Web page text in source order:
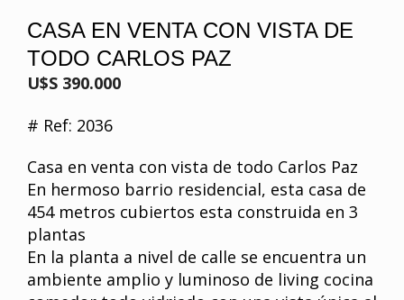
CASA EN VENTA CON VISTA DE
TODO CARLOS PAZ
U$S 390.000
# Ref: 2036
Casa en venta con vista de todo Carlos Paz
En hermoso barrio residencial, esta casa de
454 metros cubiertos esta construida en 3
plantas
En la planta a nivel de calle se encuentra un
ambiente amplio y luminoso de living cocina